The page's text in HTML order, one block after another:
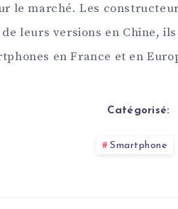
le marché. Les
leurs versions en Chine,
en France et en
Catégorisé:
Smartphone